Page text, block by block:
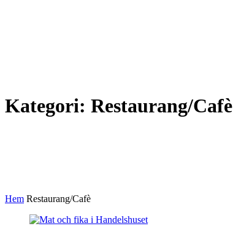
Kategori: Restaurang/Cafè
Hem Restaurang/Cafè